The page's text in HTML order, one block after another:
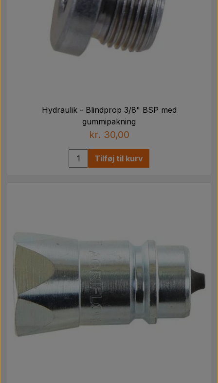
Hydraulik - Blindprop 3/8" BSP med
gummipakning
kr. 30,00
Tilføj til kurv